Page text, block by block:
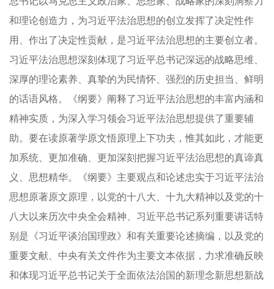
和理论创造力，为习近平法治思想的创立发挥了决定性作
用、作出了决定性贡献，是习近平法治思想的主要创立者。
习近平法治思想深刻体现了习近平总书记深远的战略思维、
深厚的理论素养、真挚的为民情怀、强烈的历史担当、鲜明
的话语风格。《纲要》阐释了习近平法治思想的丰富内涵和
精神实质，为深入学习领会习近平法治思想提供了重要辅
助。要在读原著学原文悟原理上下功夫，惟其如此，才能更
加系统、更加准确、更加深刻把握习近平法治思想的真谛真
义、思想精华。《纲要》主要观点和论述忠实于习近平法治
思想原著原文原理，以党的十八大、十九大精神以及党的十
八大以来历次中央全会精神、习近平总书记系列重要讲话特
别是《习近平谈治国理政》和有关重要论述摘编，以及党的
重要文献、中央有关文件作为主要文本依据，力求准确反映
和体现习近平总书记关于全面依法治国的新理念新思想新战